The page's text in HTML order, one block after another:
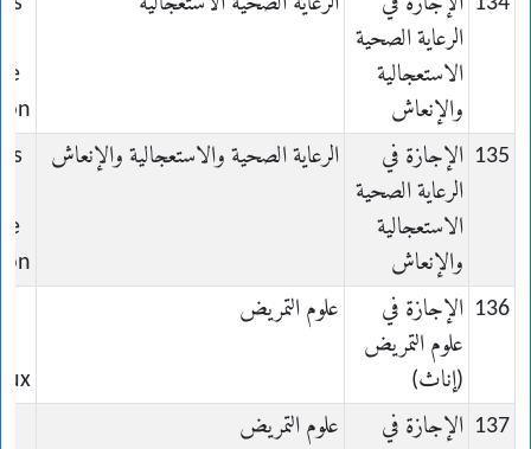
الرعاية الصحية
الاستعجالية
والإنعاش
135 الإجازة في
الرعاية الصحية
الاستعجالية
والإنعاش
الرعاية الصحية والاستعجالية والإنعاش
136 الإجازة في
علوم التمريض
(إناث)
علوم التمريض
137 الإجازة في
علوم التمريض